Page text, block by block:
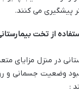
پیشگیری می کنند.
از تخت
در منزل مزایای
وضعیت جسمانی و
: